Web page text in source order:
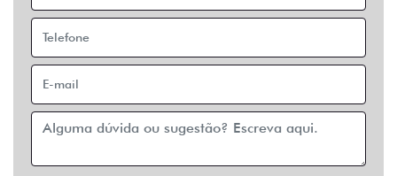
Financiamento?
Negociar usado